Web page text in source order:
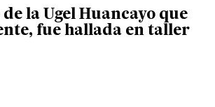
la Ugel Huancayo que
fue hallada en taller